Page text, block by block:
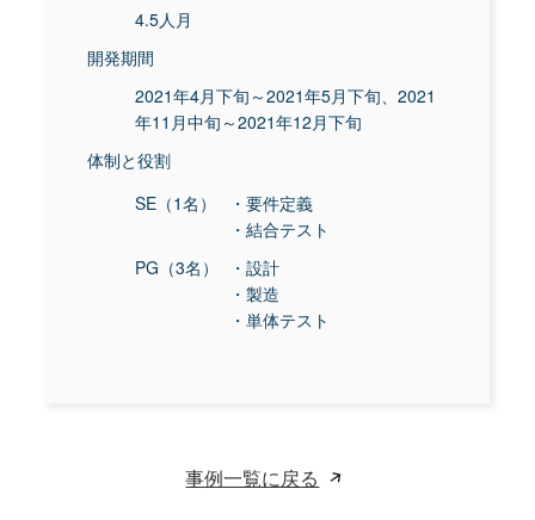
4.5人月
開発期間
2021年4月下旬～2021年5月下旬、2021
年11月中旬～2021年12月下旬
体制と役割
SE（1名）
・要件定義
・結合テスト
PG（3名）
・設計
・製造
・単体テスト
事例一覧に戻る